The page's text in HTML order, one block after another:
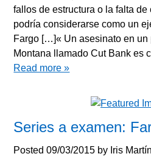
fallos de estructura o la falta
podría considerarse como un
Fargo […]« Un asesinato en un
Montana llamado Cut Bank es
Read more »
Series a examen:
Posted09/03/2015 by Iris